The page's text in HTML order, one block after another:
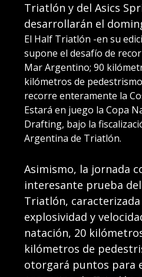
Triatlón y del Asics
desarrollarán el
El Half Triatlón -en su
supone el desafío de
Mar Argentino; 90
kilómetros de
recorre enteramente la
Estará en juego la Copa
Drafting, bajo la
Argentina de Triatlón.
Asimismo, la jornada
interesante prueba
Triatlón,
explosividad y
natación, 20
kilómetros de
otorgará puntos para